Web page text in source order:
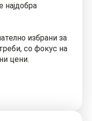
најдобра
избрани за
со фокус на
цени.